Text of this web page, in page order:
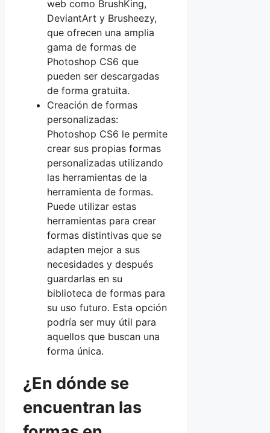
web como BrushKing,
DeviantArt y Brusheezy,
que ofrecen una amplia
gama de formas de
Photoshop CS6 que
pueden ser descargadas
de forma gratuita.
Creación de formas
personalizadas:
Photoshop CS6 le permite
crear sus propias formas
personalizadas utilizando
las herramientas de la
herramienta de formas.
Puede utilizar estas
herramientas para crear
formas distintivas que se
adapten mejor a sus
necesidades y después
guardarlas en su
biblioteca de formas para
su uso futuro. Esta opción
podría ser muy útil para
aquellos que buscan una
forma única.
¿En dónde se
encuentran las